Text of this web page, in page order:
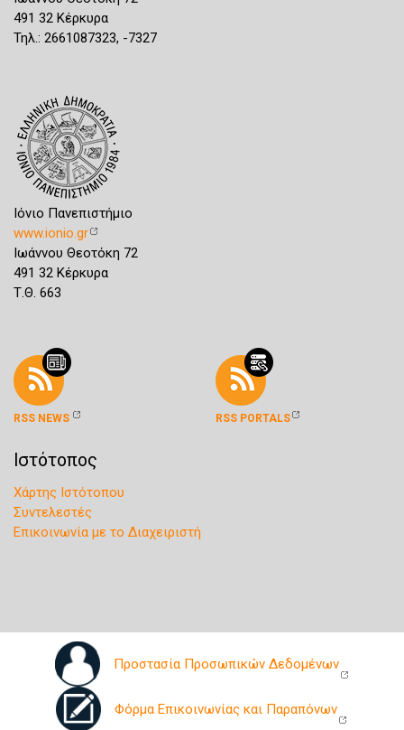
491 32 Κέρκυρα
Τηλ.: 2661087323, -7327
Ιόνιο Πανεπιστήμιο
www.ionio.gr
Ιωάννου Θεοτόκη 72
491 32 Κέρκυρα
Τ.Θ. 663
RSS NEWS RSS PORTALS
Ιστότοπος
Χάρτης Ιστότοπου
Συντελεστές
Επικοινωνία με το Διαχειριστή
Προστασία Προσωπικών Δεδομένων
Φόρμα Επικοινωνίας και Παραπόνων